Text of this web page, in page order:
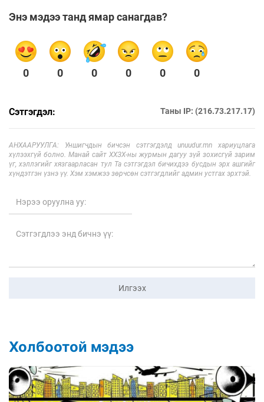
Энэ мэдээ танд ямар санагдав?
0 0 0 0 0 0
Сэтгэгдэл: Таны IP: (216.73.217.17)
АНХААРУУЛГА: Уншигчдын бичсэн сэтгэгдэлд unuudur.mn хариуцлага
хүлээхгүй болно. Манай сайт ХХЗХ-ны журмын дагуу зүй зохисгүй зарим
үг, хэллэгийг хязгаарласан тул Та сэтгэгдэл бичихдээ бусдын эрх ашгийг
хүндэтгэн үзнэ үү. Хэм хэмжээ зөрчсөн сэтгэгдлийг админ устгах эрхтэй.
Илгээх
Холбоотой мэдээ